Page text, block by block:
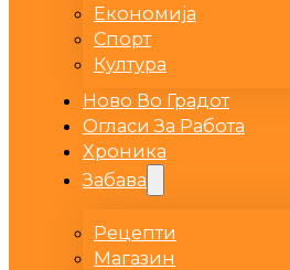
Економија
Спорт
Култура
Ново Во Градот
Огласи За Работа
Хроника
Забава
Рецепти
Магазин